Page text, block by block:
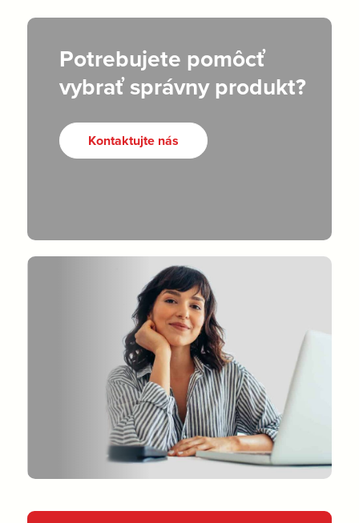
Potrebujete pomôcť
vybrať správny produkt?
Kontaktujte nás